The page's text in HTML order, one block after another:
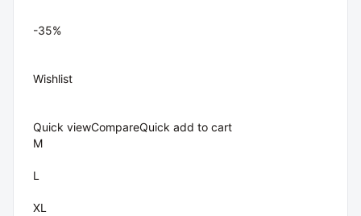
-35%
Wishlist
Quick viewCompareQuick add to cart
M
L
XL